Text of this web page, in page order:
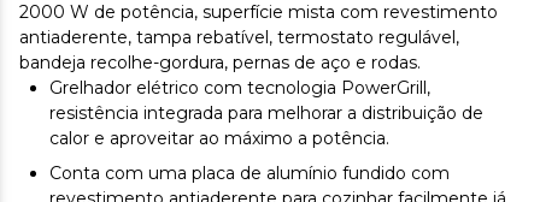
2000 W de potência, superfície mista com revestimento
antiaderente, tampa rebatível, termostato regulável,
bandeja recolhe-gordura, pernas de aço e rodas.
Grelhador elétrico com tecnologia PowerGrill,
resistência integrada para melhorar a distribuição de
calor e aproveitar ao máximo a potência.
Conta com uma placa de alumínio fundido com